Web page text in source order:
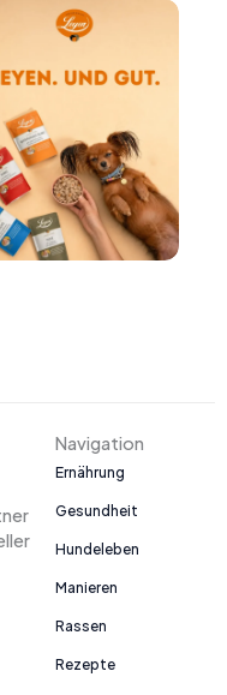
Navigation
Ernährung
Gesundheit
Hundeleben
Manieren
Rassen
Rezepte